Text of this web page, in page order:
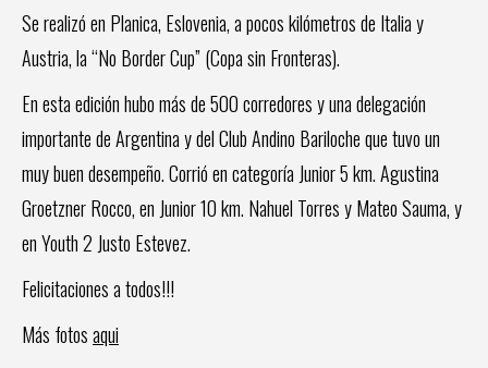
Se realizó en Planica, Eslovenia, a pocos kilómetros de Italia y
Austria, la “No Border Cup” (Copa sin Fronteras).
En esta edición hubo más de 500 corredores y una delegación
importante de Argentina y del Club Andino Bariloche que tuvo un
muy buen desempeño. Corrió en categoría Junior 5 km. Agustina
Groetzner Rocco, en Junior 10 km. Nahuel Torres y Mateo Sauma, y
en Youth 2 Justo Estevez.
Felicitaciones a todos!!!
Más fotosaqui